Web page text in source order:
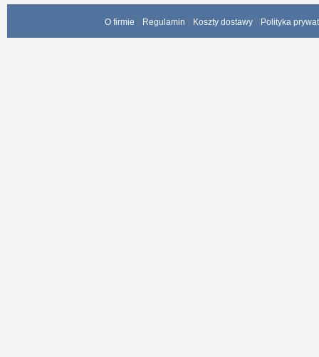
O firmie Regulamin Koszty dostawy Polityka